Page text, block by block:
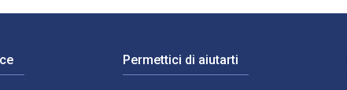
Permettici di aiutarti